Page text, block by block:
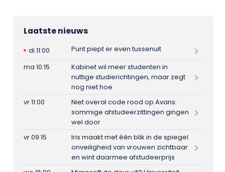
Laatste nieuws
di 11:00
Punt piept er even tussenuit
ma 10:15
Kabinet wil meer studenten in
nuttige studierichtingen, maar zegt
nog niet hoe
vr 11:00
Niet overal code rood op Avans:
sommige afstudeerzittingen gingen
wel door
vr 09:15
Iris maakt met één blik in de spiegel
onveiligheid van vrouwen zichtbaar
en wint daarmee afstudeerprijs